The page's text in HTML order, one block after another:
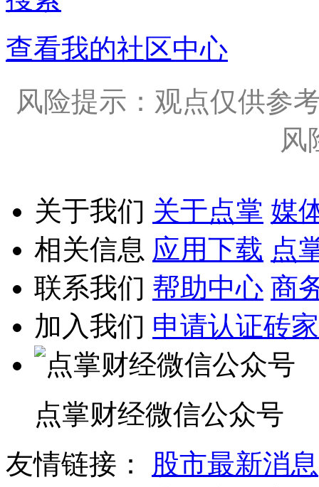
查看我的社区中心
风险提示：观点仅供参
风
关于我们 关于点掌 媒
相关信息 应用下载 点
联系我们 帮助中心 商
加入我们 申请认证砖家
点掌财经微信公众号
友情链接：
股市最新消息